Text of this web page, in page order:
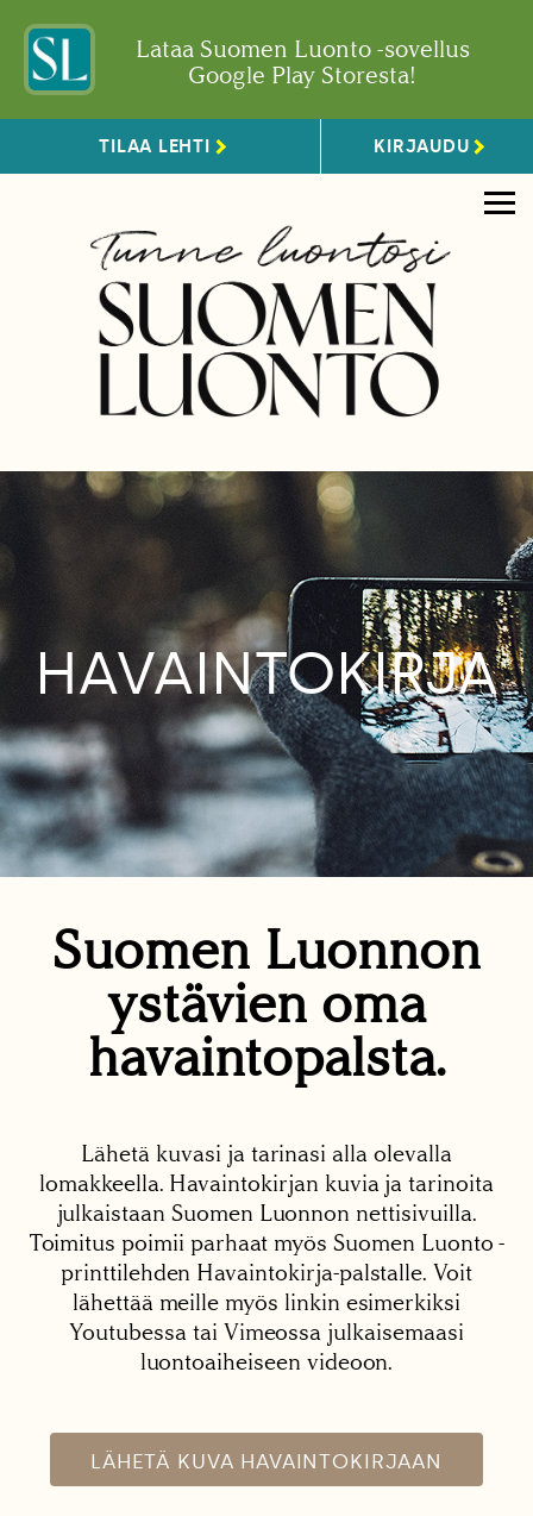
Lataa Suomen Luonto -sovellus
Google Play Storesta!
TILAA LEHTI KIRJAUDU
HAVAINTOKIRJA
Suomen Luonnon
ystävien oma
havaintopalsta.
Lähetä kuvasi ja tarinasi alla olevalla
lomakkeella. Havaintokirjan kuvia ja tarinoita
julkaistaan Suomen Luonnon nettisivuilla.
Toimitus poimii parhaat myös Suomen Luonto -
printtilehden Havaintokirja-palstalle. Voit
lähettää meille myös linkin esimerkiksi
Youtubessa tai Vimeossa julkaisemaasi
luontoaiheiseen videoon.
LÄHETÄ KUVA HAVAINTOKIRJAAN